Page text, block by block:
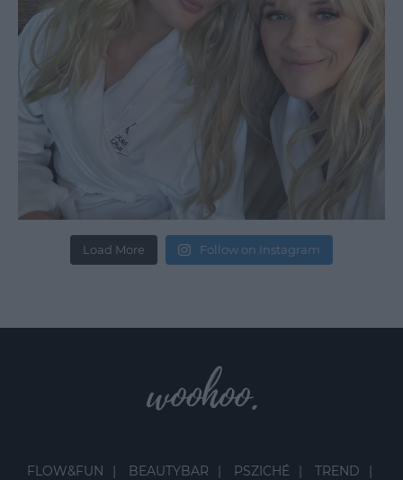
Load More Follow on Instagram
FLOW&FUN BEAUTYBAR PSZICHÉ
TREND